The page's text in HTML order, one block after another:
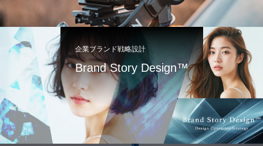
企業ブランド戦略設計
Brand Story Design™